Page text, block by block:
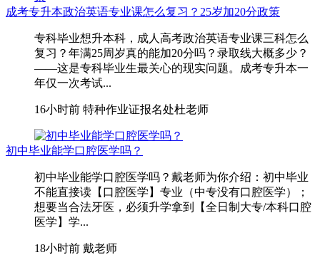
成考专升本政治英语专业课怎么复习？25岁加20分政策
专科毕业想升本科，成人高考政治英语专业课三科怎么
复习？年满25周岁真的能加20分吗？录取线大概多少？
——这是专科毕业生最关心的现实问题。成考专升本一
年仅一次考试...
16小时前 特种作业证报名处杜老师
初中毕业能学口腔医学吗？
初中毕业能学口腔医学吗？戴老师为你介绍：初中毕业
不能直接读【口腔医学】专业（中专没有口腔医学）；
想要当合法牙医，必须升学拿到【全日制大专/本科口腔
医学】学...
18小时前 戴老师